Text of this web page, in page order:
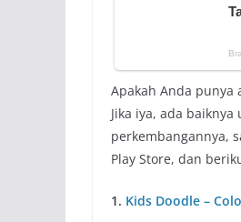
Apakah Anda punya
Jika iya, ada
perkembangannya,
Play Store, dan
1. Kids Doodle –